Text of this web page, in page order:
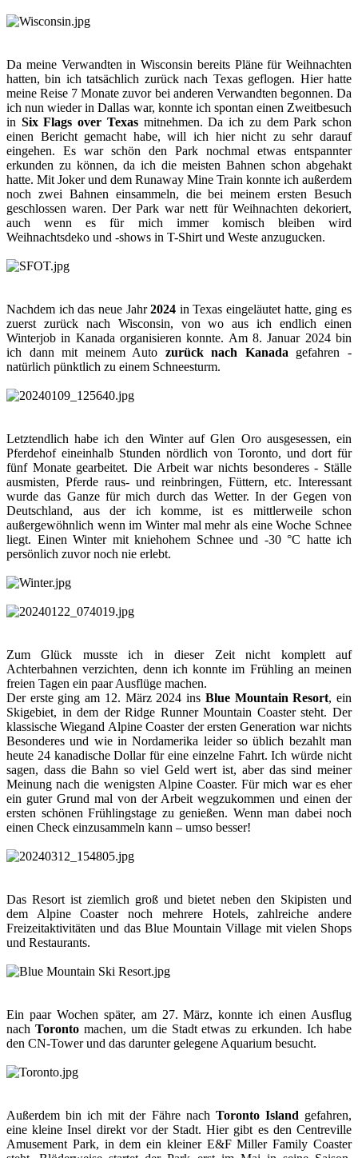
Da meine Verwandten in Wisconsin bereits Pläne für Weihnachten
hatten, bin ich tatsächlich zurück nach Texas geflogen. Hier hatte
meine Reise 7 Monate zuvor bei anderen Verwandten begonnen. Da
ich nun wieder in Dallas war, konnte ich spontan einen Zweitbesuch
in Six Flags over Texasmitnehmen. Da ich zu dem Park schon
einen Bericht gemacht habe, will ich hier nicht zu sehr darauf
eingehen. Es war schön den Park nochmal etwas entspannter
erkunden zu können, da ich die meisten Bahnen schon abgehakt
hatte. Mit Joker und dem Runaway Mine Train konnte ich außerdem
noch zwei Bahnen einsammeln, die bei meinem ersten Besuch
geschlossen waren. Der Park war nett für Weihnachten dekoriert,
auch wenn es für mich immer komisch bleiben wird
Weihnachtsdeko und -shows in T-Shirt und Weste anzugucken.​
Nachdem ich das neue Jahr2024 in Texas eingeläutet hatte, ging es
zuerst zurück nach Wisconsin, von wo aus ich endlich einen
Winterjob in Kanada organisieren konnte. Am 8. Januar 2024 bin
ich dann mit meinem Auto zurück nach Kanada gefahren -
natürlich pünktlich zu einem Schneesturm.
Letztendlich habe ich den Winter auf Glen Oro ausgesessen, ein
Pferdehof eineinhalb Stunden nördlich von Toronto, und dort für
fünf Monate gearbeitet. Die Arbeit war nichts besonderes - Ställe
ausmisten, Pferde raus- und reinbringen, Füttern, etc. Interessant
wurde das Ganze für mich durch das Wetter. In der Gegen von
Deutschland, aus der ich komme, ist es mittlerweile schon
außergewöhnlich wenn im Winter mal mehr als eine Woche Schnee
liegt. Einen Winter mit kniehohem Schnee und -30 °C hatte ich
persönlich zuvor noch nie erlebt.
Zum Glück musste ich in dieser Zeit nicht komplett auf
Achterbahnen verzichten, denn ich konnte im Frühling an meinen
freien Tagen ein paar Ausflüge machen.
Der erste ging am 12. März 2024 ins Blue Mountain Resort, ein
Skigebiet, in dem der Ridge Runner Mountain Coaster steht. Der
klassische Wiegand Alpine Coaster der ersten Generation war nichts
Besonderes und wie in Nordamerika leider so üblich bezahlt man
heute 24 kanadische Dollar für eine einzelne Fahrt. Ich würde nicht
sagen, dass die Bahn so viel Geld wert ist, aber das sind meiner
Meinung nach die wenigsten Alpine Coaster. Für mich war es eher
ein guter Grund mal von der Arbeit wegzukommen und einen der
ersten schönen Frühlingstage zu genießen. Wenn man dabei noch
einen Check einzusammeln kann – umso besser!
Das Resort ist ziemlich groß und bietet neben den Skipisten und
dem Alpine Coaster noch mehrere Hotels, zahlreiche andere
Freizeitaktivitäten und das Blue Mountain Village mit vielen Shops
und Restaurants.
Ein paar Wochen später, am 27. März, konnte ich einen Ausflug
nach Torontomachen, um die Stadt etwas zu erkunden. Ich habe
den CN-Tower und das darunter gelegene Aquarium besucht.
Außerdem bin ich mit der Fähre nach Toronto Island gefahren,
eine kleine Insel direkt vor der Stadt. Hier gibt es den Centreville
Amusement Park, in dem ein kleiner E&F Miller Family Coaster